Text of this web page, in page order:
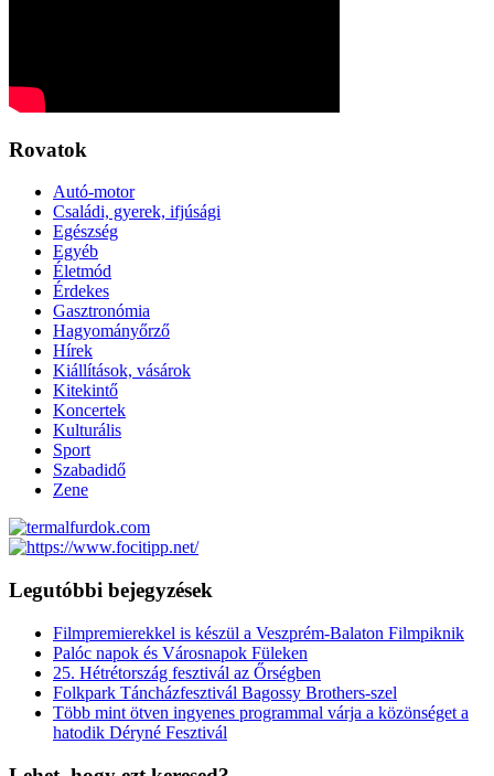
Rovatok
Autó-motor
Családi, gyerek, ifjúsági
Egészség
Egyéb
Életmód
Érdekes
Gasztronómia
Hagyományőrző
Hírek
Kiállítások, vásárok
Kitekintő
Koncertek
Kulturális
Sport
Szabadidő
Zene
Legutóbbi bejegyzések
Filmpremierekkel is készül a Veszprém-Balaton Filmpiknik
Palóc napok és Városnapok Füleken
25. Hétrétország fesztivál az Őrségben
Folkpark Táncházfesztivál Bagossy Brothers-szel
Több mint ötven ingyenes programmal várja a közönséget a
hatodik Déryné Fesztivál